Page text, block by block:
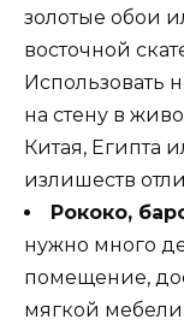
золотые обои
восточной
Использовать
на стену в
Китая, Египта
излишеств
Рококо,
нужно много
помещение,
мягкой